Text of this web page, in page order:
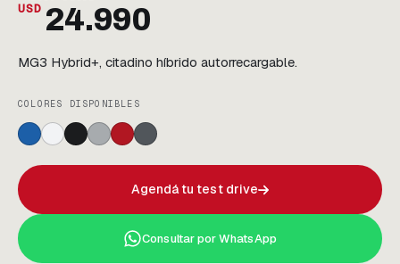
USD 24.990
MG3 Hybrid+, citadino híbrido autorrecargable.
COLORES DISPONIBLES
Agendá tu test drive
Consultar por WhatsApp